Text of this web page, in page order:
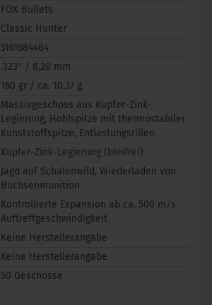
FOX Bullets
Classic Hunter
5161684484
.323" / 8,20 mm
160 gr / ca. 10,37 g
Massivgeschoss aus Kupfer-Zink-
Legierung, Hohlspitze mit thermostabiler
Kunststoffspitze, Entlastungsrillen
Kupfer-Zink-Legierung (bleifrei)
Jagd auf Schalenwild, Wiederladen von
Büchsenmunition
Kontrollierte Expansion ab ca. 500 m/s
Auftreffgeschwindigkeit
Keine Herstellerangabe
Keine Herstellerangabe
50 Geschosse